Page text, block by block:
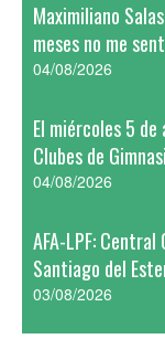
Maximiliano
meses no me
04/08/2026
El miércoles 5
Clubes de
04/08/2026
AFA-LPF:
Santiago del
03/08/2026